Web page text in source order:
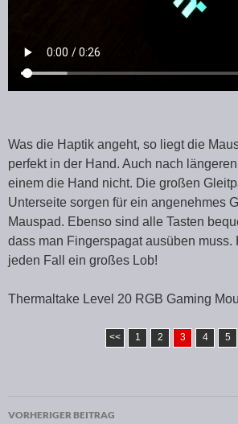
Was die Haptik angeht, so liegt die
perfekt in der Hand. Auch nach
einem die Hand nicht. Die großen
Unterseite sorgen für ein angenehmes
Mauspad. Ebenso sind alle Tasten
dass man Fingerspagat ausüben muss.
jeden Fall ein großes Lob!
Thermaltake Level 20 RGB Gaming
<< 1 2 3 4 5
VORHERIGER BEITRAG